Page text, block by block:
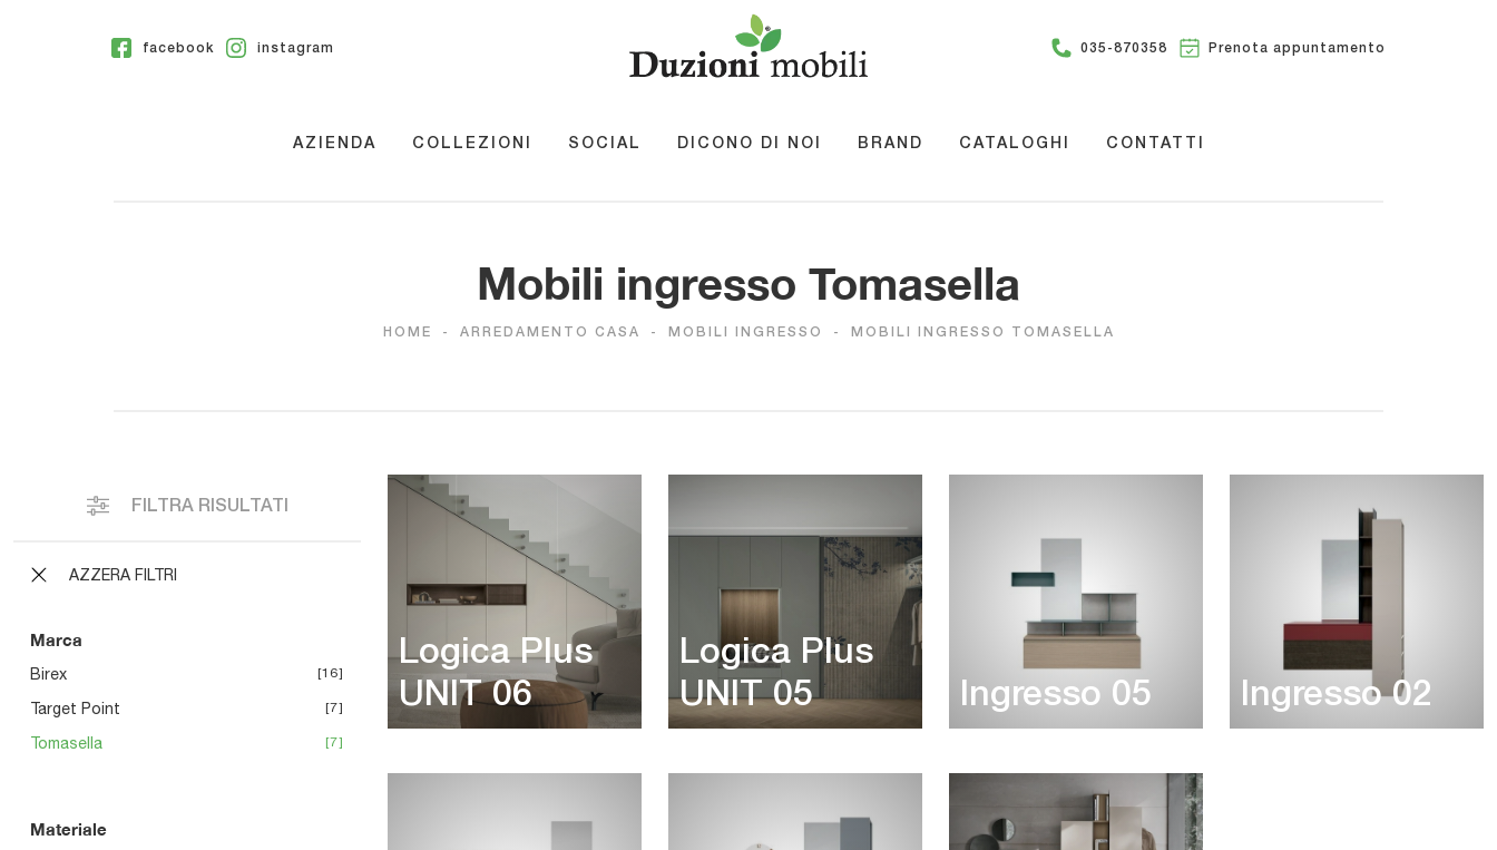
facebook instagram 035-870358 Prenota appuntamento
AZIENDA COLLEZIONI SOCIAL DICONO DI NOI BRAND CATALOGHI CONTATTI
Mobili ingresso Tomasella
HOME - ARREDAMENTO CASA - MOBILI INGRESSO - MOBILI INGRESSO TOMASELLA
FILTRA RISULTATI
AZZERA FILTRI
Marca
Birex 16
Target Point 7
Tomasella 7
Materiale
Logica Plus
UNIT 06
Logica Plus
UNIT 05
Ingresso 05 Ingresso 02